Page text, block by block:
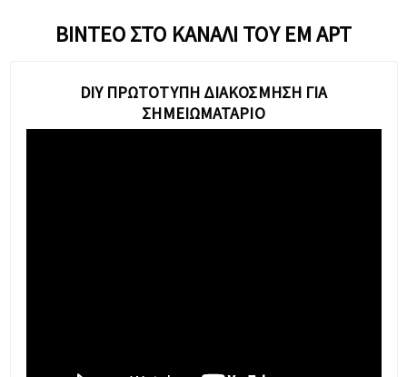
ΒΊΝΤΕΟ ΣΤΟ ΚΑΝΆΛΙ ΤΟΥ ΕΜ ΑΡΤ
DIY ΠΡΩΤΌΤΥΠΗ ΔΙΑΚΌΣΜΗΣΗ ΓΙΑ
ΣΗΜΕΙΩΜΑΤΆΡΙΟ